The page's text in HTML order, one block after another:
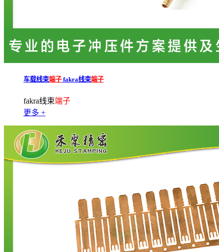
车载线束端子fakra线束端子
fakra线束端子
更多 +